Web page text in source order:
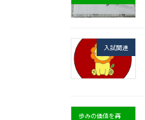
入試関連
歩みの価値を再